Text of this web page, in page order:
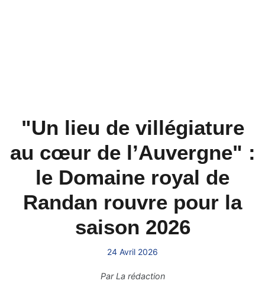
"Un lieu de villégiature
au cœur de l’Auvergne" :
le Domaine royal de
Randan rouvre pour la
saison 2026
24 Avril 2026
ParLa rédaction